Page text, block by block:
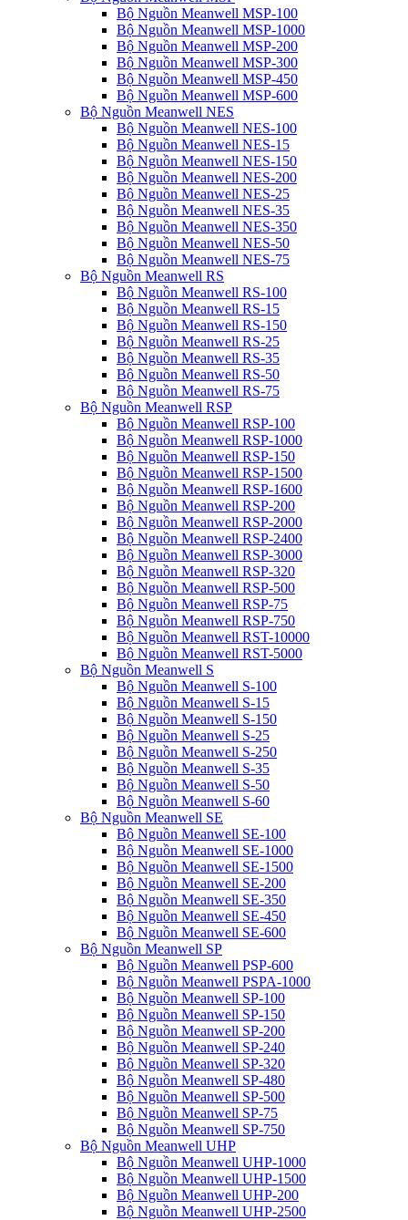
Bộ Nguồn Meanwell MSP-100
Bộ Nguồn Meanwell MSP-1000
Bộ Nguồn Meanwell MSP-200
Bộ Nguồn Meanwell MSP-300
Bộ Nguồn Meanwell MSP-450
Bộ Nguồn Meanwell MSP-600
Bộ Nguồn Meanwell NES
Bộ Nguồn Meanwell NES-100
Bộ Nguồn Meanwell NES-15
Bộ Nguồn Meanwell NES-150
Bộ Nguồn Meanwell NES-200
Bộ Nguồn Meanwell NES-25
Bộ Nguồn Meanwell NES-35
Bộ Nguồn Meanwell NES-350
Bộ Nguồn Meanwell NES-50
Bộ Nguồn Meanwell NES-75
Bộ Nguồn Meanwell RS
Bộ Nguồn Meanwell RS-100
Bộ Nguồn Meanwell RS-15
Bộ Nguồn Meanwell RS-150
Bộ Nguồn Meanwell RS-25
Bộ Nguồn Meanwell RS-35
Bộ Nguồn Meanwell RS-50
Bộ Nguồn Meanwell RS-75
Bộ Nguồn Meanwell RSP
Bộ Nguồn Meanwell RSP-100
Bộ Nguồn Meanwell RSP-1000
Bộ Nguồn Meanwell RSP-150
Bộ Nguồn Meanwell RSP-1500
Bộ Nguồn Meanwell RSP-1600
Bộ Nguồn Meanwell RSP-200
Bộ Nguồn Meanwell RSP-2000
Bộ Nguồn Meanwell RSP-2400
Bộ Nguồn Meanwell RSP-3000
Bộ Nguồn Meanwell RSP-320
Bộ Nguồn Meanwell RSP-500
Bộ Nguồn Meanwell RSP-75
Bộ Nguồn Meanwell RSP-750
Bộ Nguồn Meanwell RST-10000
Bộ Nguồn Meanwell RST-5000
Bộ Nguồn Meanwell S
Bộ Nguồn Meanwell S-100
Bộ Nguồn Meanwell S-15
Bộ Nguồn Meanwell S-150
Bộ Nguồn Meanwell S-25
Bộ Nguồn Meanwell S-250
Bộ Nguồn Meanwell S-35
Bộ Nguồn Meanwell S-50
Bộ Nguồn Meanwell S-60
Bộ Nguồn Meanwell SE
Bộ Nguồn Meanwell SE-100
Bộ Nguồn Meanwell SE-1000
Bộ Nguồn Meanwell SE-1500
Bộ Nguồn Meanwell SE-200
Bộ Nguồn Meanwell SE-350
Bộ Nguồn Meanwell SE-450
Bộ Nguồn Meanwell SE-600
Bộ Nguồn Meanwell SP
Bộ Nguồn Meanwell PSP-600
Bộ Nguồn Meanwell PSPA-1000
Bộ Nguồn Meanwell SP-100
Bộ Nguồn Meanwell SP-150
Bộ Nguồn Meanwell SP-200
Bộ Nguồn Meanwell SP-240
Bộ Nguồn Meanwell SP-320
Bộ Nguồn Meanwell SP-480
Bộ Nguồn Meanwell SP-500
Bộ Nguồn Meanwell SP-75
Bộ Nguồn Meanwell SP-750
Bộ Nguồn Meanwell UHP
Bộ Nguồn Meanwell UHP-1000
Bộ Nguồn Meanwell UHP-1500
Bộ Nguồn Meanwell UHP-200
Bộ Nguồn Meanwell UHP-2500